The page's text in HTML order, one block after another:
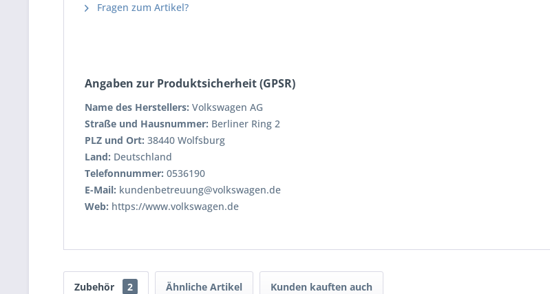
Fragen zum Artikel?
Angaben zur Produktsicherheit (GPSR)
Name des Herstellers: Volkswagen AG
Straße und Hausnummer: Berliner Ring 2
PLZ und Ort: 38440 Wolfsburg
Land: Deutschland
Telefonnummer: 0536190
E-Mail: kundenbetreuung@volkswagen.de
Web: https://www.volkswagen.de
Zubehör 2 Ähnliche Artikel Kunden kauften auch